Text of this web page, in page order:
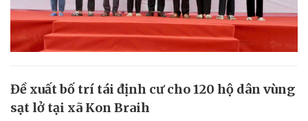
Đề xuất bố trí tái định cư cho 120 hộ dân vùng
sạt lở tại xã Kon Braih